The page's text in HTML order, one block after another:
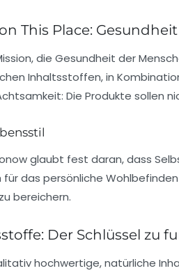
This Place:
die Gesundheit der
Inhaltsstoffen, in
Die Produkte sollen
glaubt fest daran, dass
das persönliche
bereichern.
Der Schlüssel zu
hochwertige, natürliche